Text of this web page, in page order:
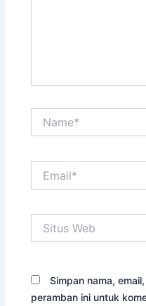
Web
Simpan nama,
peramban ini untuk